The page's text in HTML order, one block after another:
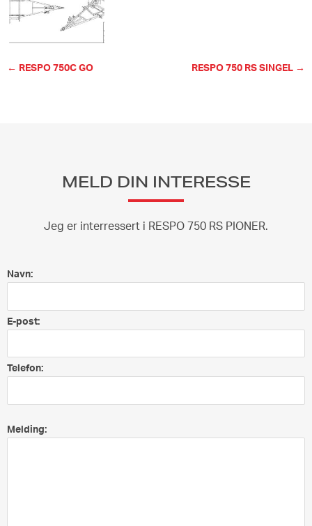
← RESPO 750C GO RESPO 750 RS SINGEL →
MELD DIN INTERESSE
Jeg er interressert i RESPO 750 RS PIONER.
Navn:
E-post:
Telefon:
Melding: